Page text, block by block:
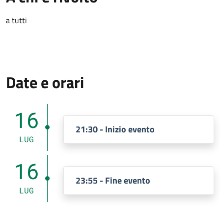
a tutti
Date e orari
16
LUG
21:30 - Inizio evento
16
LUG
23:55 - Fine evento